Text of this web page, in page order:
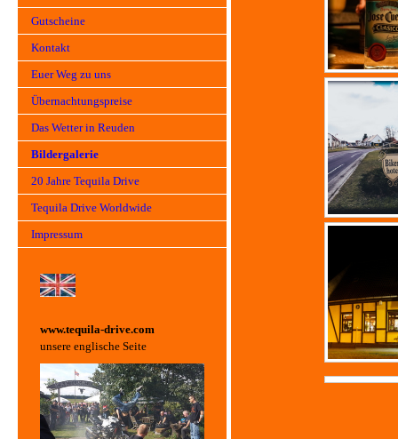
Gutscheine
Kontakt
Euer Weg zu uns
Übernachtungspreise
Das Wetter in Reuden
Bildergalerie
20 Jahre Tequila Drive
Tequila Drive Worldwide
Impressum
www.tequila-drive.com
unsere englische Seite